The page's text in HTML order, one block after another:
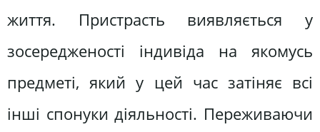
життя. Пристрасть виявляється у
зосередженості індивіда на якомусь
предметі, який у цей час затіняє всі
інші спонуки діяльності. Переживаючи